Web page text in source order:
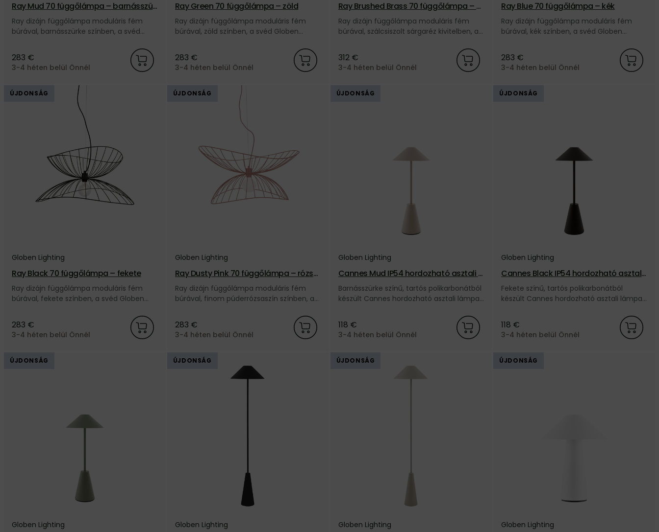
Ray Mud 70 függőlámpa – barnásszür
ke
Ray dizájn függőlámpa moduláris fém
búrával, barnásszürke színben, a svéd
283 €
3-4 héten belül Önnél
Ray Green 70 függőlámpa – zöld
Ray dizájn függőlámpa moduláris fém
búrával, zöld színben, a svéd Globen
283 €
3-4 héten belül Önnél
Ray Brushed Brass 70 függőlámpa – sz
álcsiszolt sárgaréz
Ray dizájn függőlámpa moduláris fém
búrával, szálcsiszolt sárgaréz kivitelben, a
312 €
3-4 héten belül Önnél
Ray Blue 70 függőlámpa – kék
Ray dizájn függőlámpa moduláris fém
búrával, kék színben, a svéd Globen
283 €
3-4 héten belül Önnél
ÚJDONSÁG
Globen Lighting
Ray Black 70 függőlámpa – fekete
Ray dizájn függőlámpa moduláris fém
búrával, fekete színben, a svéd Globen
283 €
3-4 héten belül Önnél
ÚJDONSÁG
Globen Lighting
Ray Dusty Pink 70 függőlámpa – rózsa
szín
Ray dizájn függőlámpa moduláris fém
búrával, finom púderrózsaszín színben, a
283 €
3-4 héten belül Önnél
ÚJDONSÁG
Globen Lighting
Cannes Mud IP54 hordozható asztali l
ámpa – barnásszürke
Barnásszürke színű, tartós polikarbonátból
készült Cannes hordozható asztali lámpa
IP54-es védettséggel, a svéd Globen
Lighting márkától.
118 €
3-4 héten belül Önnél
ÚJDONSÁG
Globen Lighting
Cannes Black IP54 hordozható asztali l
ámpa – fekete
Fekete színű, tartós polikarbonátból
készült Cannes hordozható asztali lámpa
IP54-es védettséggel, a svéd Globen
Lighting márkától.
118 €
3-4 héten belül Önnél
ÚJDONSÁG
Globen Lighting
ÚJDONSÁG
Globen Lighting
ÚJDONSÁG
Globen Lighting
ÚJDONSÁG
Globen Lighting